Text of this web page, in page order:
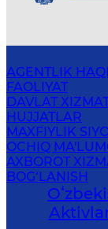
AGENTLIK
FAOLIYAT
DAVLAT
HUJJATLAR
MAXFIYLIK
OCHIQ
AXBOROT
BOG‘LANISH